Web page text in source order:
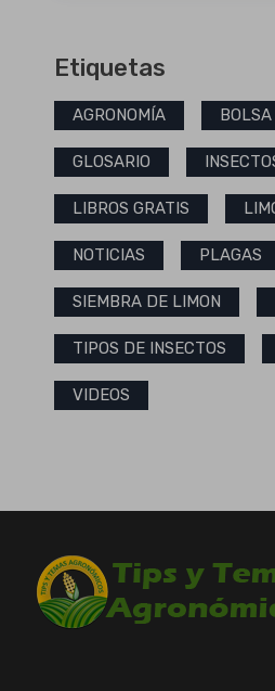
Etiquetas
AGRONOMÍA
GLOSARIO
LIBROS GRATIS
NOTICIAS PLAGAS
SIEMBRA DE LIMON
TIPOS DE INSECTOS
VIDEOS